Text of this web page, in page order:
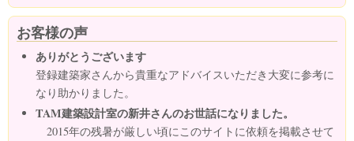
お客様の声
ありがとうございます
登録建築家さんから貴重なアドバイスいただき大変に参考に
なり助かりました。
TAM建築設計室の新井さんのお世話になりました。
2015年の残暑が厳しい頃にこのサイトに依頼を掲載させて